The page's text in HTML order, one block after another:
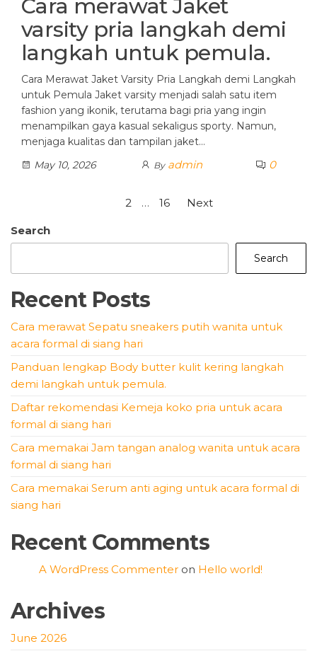
Cara merawat Jaket
varsity pria langkah demi
langkah untuk pemula.
Cara Merawat Jaket Varsity Pria Langkah demi Langkah
untuk Pemula Jaket varsity menjadi salah satu item
fashion yang ikonik, terutama bagi pria yang ingin
menampilkan gaya kasual sekaligus sporty. Namun,
menjaga kualitas dan tampilan jaket…
May 10, 2026
By admin 0
pagination
2 … 16 Next
Search
Search
Recent Posts
Cara merawat Sepatu sneakers putih wanita untuk
acara formal di siang hari
Panduan lengkap Body butter kulit kering langkah
demi langkah untuk pemula.
Daftar rekomendasi Kemeja koko pria untuk acara
formal di siang hari
Cara memakai Jam tangan analog wanita untuk acara
formal di siang hari
Cara memakai Serum anti aging untuk acara formal di
siang hari
Recent Comments
A WordPress Commenter on Hello world!
Archives
June 2026